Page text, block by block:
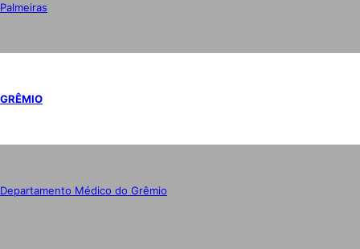
Palmeiras
GRÊMIO
Departamento Médico do Grêmio